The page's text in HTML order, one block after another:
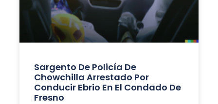
Sargento De Policía De
Chowchilla Arrestado Por
Conducir Ebrio En El Condado De
Fresno